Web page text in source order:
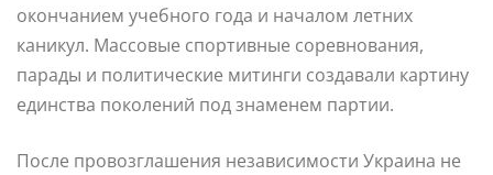
окончанием учебного года и началом летних
каникул. Массовые спортивные соревнования,
парады и политические митинги создавали картину
единства поколений под знаменем партии.
После провозглашения независимости Украина не